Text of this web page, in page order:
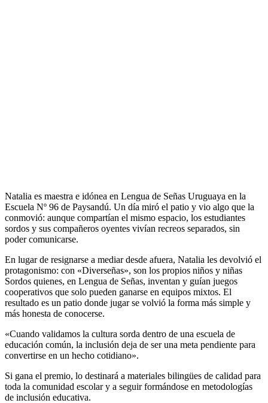
Natalia es maestra e idónea en Lengua de Señas Uruguaya en la
Escuela Nº 96 de Paysandú. Un día miró el patio y vio algo que la
conmovió: aunque compartían el mismo espacio, los estudiantes
sordos y sus compañeros oyentes vivían recreos separados, sin
poder comunicarse.
En lugar de resignarse a mediar desde afuera, Natalia les devolvió el
protagonismo: con «Diverseñas», son los propios niños y niñas
Sordos quienes, en Lengua de Señas, inventan y guían juegos
cooperativos que solo pueden ganarse en equipos mixtos. El
resultado es un patio donde jugar se volvió la forma más simple y
más honesta de conocerse.
«Cuando validamos la cultura sorda dentro de una escuela de
educación común, la inclusión deja de ser una meta pendiente para
convertirse en un hecho cotidiano».
Si gana el premio, lo destinará a materiales bilingües de calidad para
toda la comunidad escolar y a seguir formándose en metodologías
de inclusión educativa.